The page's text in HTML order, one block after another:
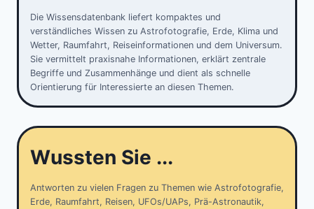
Die Wissensdatenbank liefert kompaktes und
verständliches Wissen zu Astrofotografie, Erde, Klima und
Wetter, Raumfahrt, Reiseinformationen und dem Universum.
Sie vermittelt praxisnahe Informationen, erklärt zentrale
Begriffe und Zusammenhänge und dient als schnelle
Orientierung für Interessierte an diesen Themen.
Wussten Sie ...
Antworten zu vielen Fragen zu Themen wie Astrofotografie,
Erde, Raumfahrt, Reisen, UFOs/UAPs, Prä-Astronautik,